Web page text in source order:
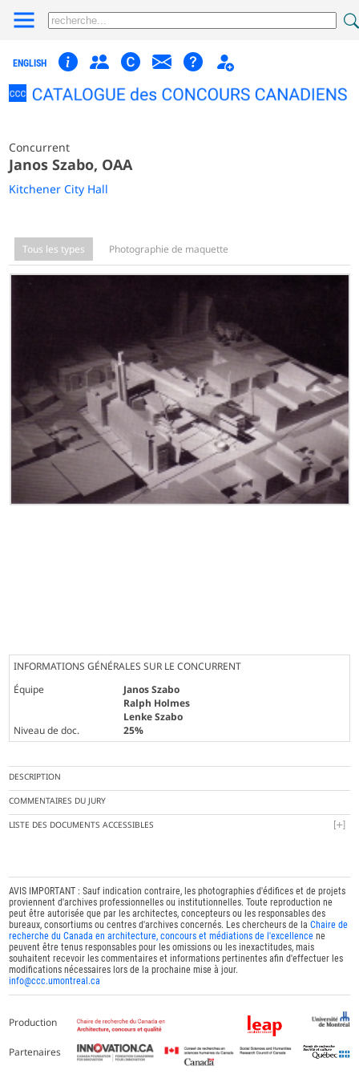
ENGLISH
Concurrent
Janos Szabo, OAA
Kitchener City Hall
Tous les types Photographie de maquette
INFORMATIONS GÉNÉRALES SUR LE CONCURRENT
Équipe
Janos Szabo
Ralph Holmes
Lenke Szabo
Niveau de doc.
25%
DESCRIPTION
COMMENTAIRES DU JURY
LISTE DES DOCUMENTS ACCESSIBLES
AVIS IMPORTANT : Sauf indication contraire, les photographies d'édifices et de projets
proviennent d'archives professionnelles ou institutionnelles. Toute reproduction ne
peut être autorisée que par les architectes, concepteurs ou les responsables des
bureaux, consortiums ou centres d'archives concernés. Les chercheurs de laChaire de
recherche du Canada en architecture, concours et médiations de l'excellence ne
peuvent être tenus responsables pour les omissions ou les inexactitudes, mais
souhaitent recevoir les commentaires et informations pertinentes afin d'effectuer les
modifications nécessaires lors de la prochaine mise à jour.
info@ccc.umontreal.ca
Production
Partenaires